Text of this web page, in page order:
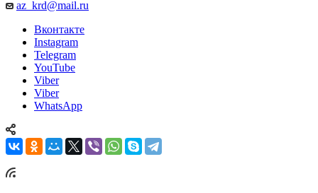
az_krd@mail.ru
Вконтакте
Instagram
Telegram
YouTube
Viber
Viber
WhatsApp